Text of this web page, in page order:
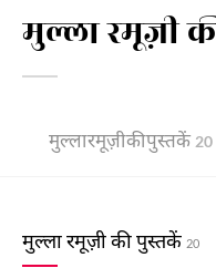
मुल्ला रमूज़ी
मुल्ला रमूज़ी की पुस्तकें 20
मुल्ला रमूज़ी की पुस्तकें 20